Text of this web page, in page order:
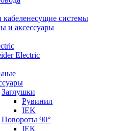
системы
и аксессуары
Electric
Заглушки
Рувинил
IEK
Повороты 90°
IEK